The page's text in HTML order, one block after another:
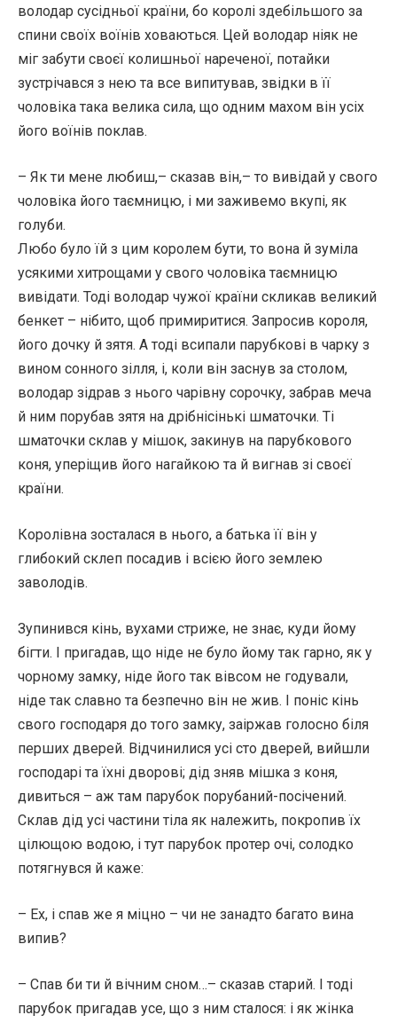
володар сусідньої країни, бо королі здебільшого за
спини своїх воїнів ховаються. Цей володар ніяк не
міг забути своєї колишньої нареченої, потайки
зустрічався з нею та все випитував, звідки в її
чоловіка така велика сила, що одним махом він усіх
його воїнів поклав.
– Як ти мене любиш,– сказав він,– то вивідай у свого
чоловіка його таємницю, і ми заживемо вкупі, як
голуби.
Любо було їй з цим королем бути, то вона й зуміла
усякими хитрощами у свого чоловіка таємницю
вивідати. Тоді володар чужої країни скликав великий
бенкет – нібито, щоб примиритися. Запросив короля,
його дочку й зятя. А тоді всипали парубкові в чарку з
вином сонного зілля, і, коли він заснув за столом,
володар зідрав з нього чарівну сорочку, забрав меча
й ним порубав зятя на дрібнісінькі шматочки. Ті
шматочки склав у мішок, закинув на парубкового
коня, уперіщив його нагайкою та й вигнав зі своєї
країни.
Королівна зосталася в нього, а батька її він у
глибокий склеп посадив і всією його землею
заволодів.
Зупинився кінь, вухами стриже, не знає, куди йому
бігти. І пригадав, що ніде не було йому так гарно, як у
чорному замку, ніде його так вівсом не годували,
ніде так славно та безпечно він не жив. І поніс кінь
свого господаря до того замку, заіржав голосно біля
перших дверей. Відчинилися усі сто дверей, вийшли
господарі та їхні дворові; дід зняв мішка з коня,
дивиться – аж там парубок порубаний-посічений.
Склав дід усі частини тіла як належить, покропив їх
цілющою водою, і тут парубок протер очі, солодко
потягнувся й каже:
– Ех, і спав же я міцно – чи не занадто багато вина
випив?
– Спав би ти й вічним сном…– сказав старий. І тоді
парубок пригадав усе, що з ним сталося: і як жінка